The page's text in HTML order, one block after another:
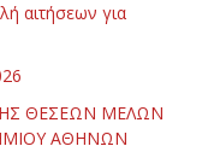
αιτήσεων για
ΘΕΣΕΩΝ ΜΕΛΩΝ
ΑΘΗΝΩΝ